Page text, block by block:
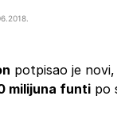
potpisao je novi,
milijuna funti po